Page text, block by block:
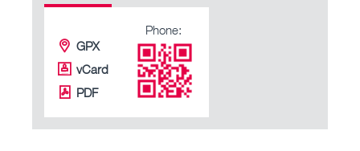
GPX
vCard
PDF
Phone: